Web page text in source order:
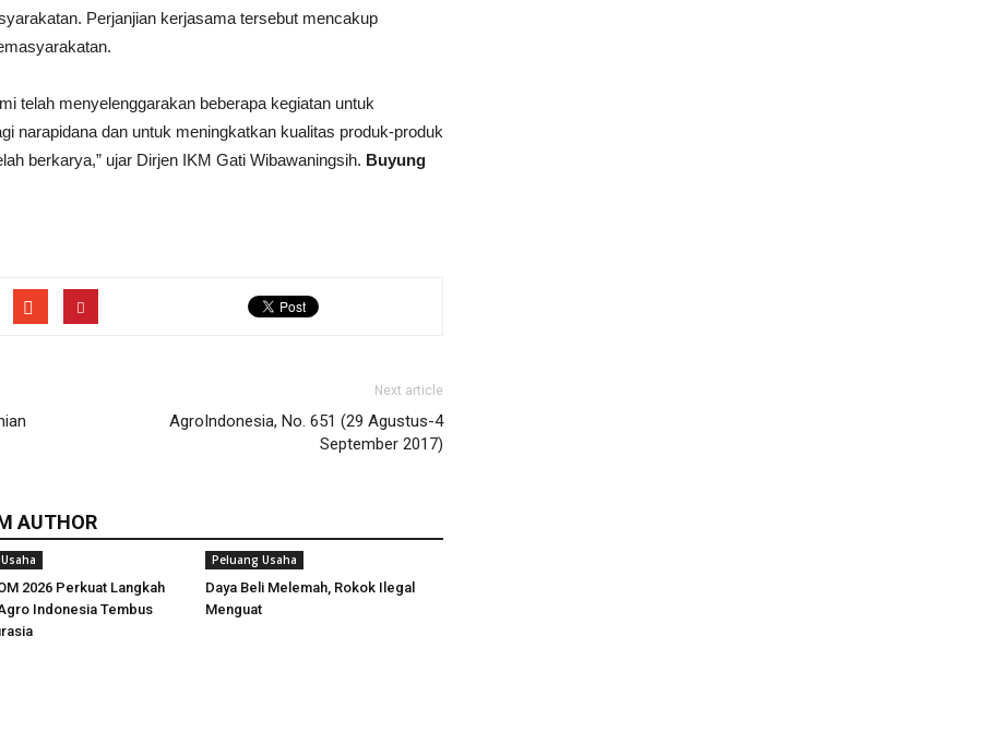
Perjanjian kerjasama tersebut mencakup
telah menyelenggarakan beberapa kegiatan untuk
narapidana dan untuk meningkatkan kualitas produk-produk
berkarya,” ujar Dirjen IKM Gati Wibawaningsih. Buyung
Next article
AgroIndonesia, No. 651 (29 Agustus-4
September 2017)
AUTHOR
2026 Perkuat Langkah
Indonesia Tembus
Peluang Usaha
Daya Beli Melemah, Rokok Ilegal
Menguat